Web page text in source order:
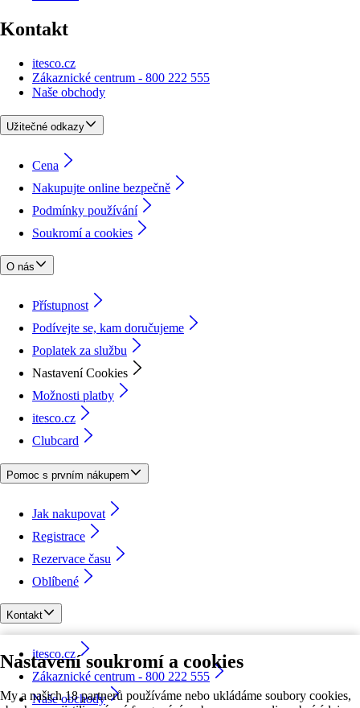
Nastavení soukromí a cookies
My a našich 18 partnerů používáme nebo ukládáme soubory cookies,
Kontakt
itesco.cz
Zákaznické centrum - 800 222 555
Naše obchody
Užitečné odkazy
Cena
Nakupujte online bezpečně
Podmínky používání
Soukromí a cookies
O nás
Přístupnost
Podívejte se, kam doručujeme
Poplatek za službu
Nastavení Cookies
Možnosti platby
itesco.cz
Clubcard
Pomoc s prvním nákupem
Jak nakupovat
Registrace
Rezervace času
Oblíbené
Kontakt
itesco.cz
Zákaznické centrum - 800 222 555
Naše obchody